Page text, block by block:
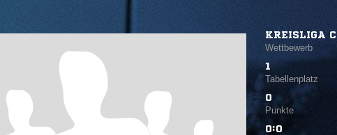
KREISLIGA
Wettbewerb
1
Tabellenplatz
0
Punkte
0:0